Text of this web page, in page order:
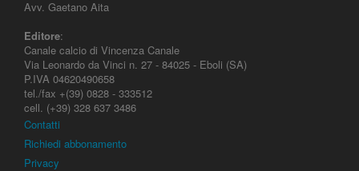
Avv. Gaetano Aita
Editore:
Canale calcio di Vincenza Canale
Via Leonardo da Vinci n. 27 - 84025 - Eboli (SA)
P.IVA 04620490658
tel./fax +(39) 0828 - 333512
cell. (+39) 328 637 3486
Contatti
Richiedi abbonamento
Privacy